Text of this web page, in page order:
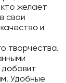
желает
свои
и
творчества.
добавит
Удобные